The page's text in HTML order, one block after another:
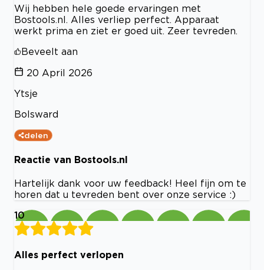
Wij hebben hele goede ervaringen met
Bostools.nl. Alles verliep perfect. Apparaat
werkt prima en ziet er goed uit. Zeer tevreden.
Beveelt aan
20 April 2026
Ytsje
Bolsward
delen
Reactie van Bostools.nl
Hartelijk dank voor uw feedback! Heel fijn om te
horen dat u tevreden bent over onze service :)
10
Alles perfect verlopen